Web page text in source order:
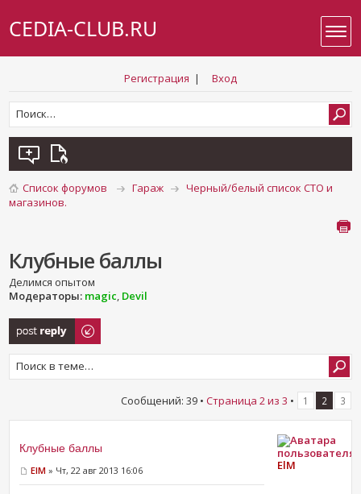
CEDIA-CLUB.RU
Регистрация | Вход
Список форумов Гараж
Черный/белый список СТО и
магазинов.
Клубные баллы
Делимся опытом
Модераторы: magic, Devil
Ответить
Сообщений: 39 • Страница 2 из 3 • 1 2 3
Клубные баллы
ElM » Чт, 22 авг 2013 16:06 ElM